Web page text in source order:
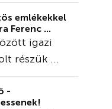
emlékekkel
Ferenc ...
igazi
részük ...
-